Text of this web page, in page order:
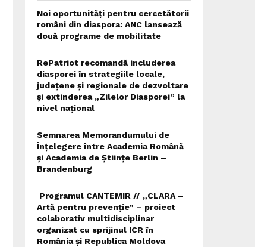
Noi oportunități pentru cercetătorii
români din diaspora: ANC lansează
două programe de mobilitate
RePatriot recomandă includerea
diasporei în strategiile locale,
județene și regionale de dezvoltare
și extinderea „Zilelor Diasporei” la
nivel național
Semnarea Memorandumului de
Înțelegere între Academia Română
și Academia de Științe Berlin –
Brandenburg
Programul CANTEMIR // „CLARA –
Artă pentru prevenție” – proiect
colaborativ multidisciplinar
organizat cu sprijinul ICR în
România și Republica Moldova